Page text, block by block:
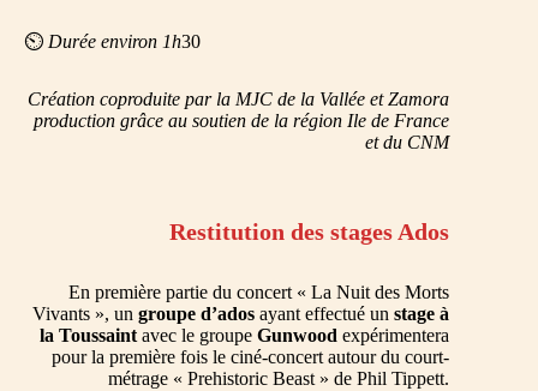
⏲️ Durée environ 1h30
Création coproduite par la MJC de la Vallée et Zamora
production grâce au soutien de la région Ile de France
et du CNM
Restitution des stages Ados
En première partie du concert « La Nuit des Morts
Vivants », ungroupe d’ados ayant effectué unstage à
la Toussaint avec le groupeGunwoodexpérimentera
pour la première fois le ciné-concert autour du court-
métrage « Prehistoric Beast » de Phil Tippett.